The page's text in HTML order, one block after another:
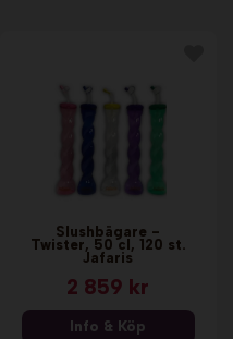
Slushbägare -
Twister, 50 cl, 120 st.
Jafaris
2 859 kr
Info & Köp